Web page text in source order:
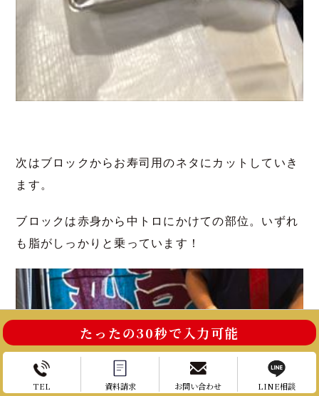
お電話はこちら お問い合わせ
たったの30秒で入力可能
TEL 資料請求 お問い合わせ LINE相談
次はブロックからお寿司用のネタにカットしていき
ます。
ブロックは赤身から中トロにかけての部位。いずれ
も脂がしっかりと乗っています！